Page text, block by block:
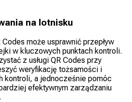
na lotnisku
Codes może usprawnić przepływ
w kluczowych punktach kontroli.
z usługi QR Codes przy
weryfikację tożsamości i
kontroli, a jednocześnie pomóc
efektywnym zarządzaniu